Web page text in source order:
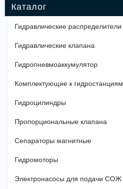
Гидравлические распределители
Гидравлические клапана
Гидропневмоаккумулятор
Комплектующие к гидростанциям
Гидроцилиндры
Пропорциональные клапана
Сепараторы магнитные
Гидромоторы
Электронасосы для подачи СОЖ